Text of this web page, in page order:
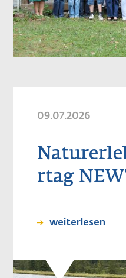
09.07.2026
rtag
weiterlesen